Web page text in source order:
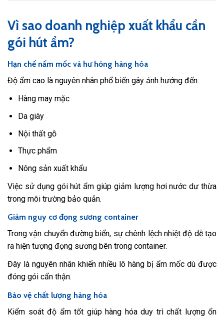
Vì sao doanh nghiệp xuất khẩu cần
gói hút ẩm?
Hạn chế nấm mốc và hư hỏng hàng hóa
Độ ẩm cao là nguyên nhân phổ biến gây ảnh hưởng đến:
Hàng may mặc
Da giày
Nội thất gỗ
Thực phẩm
Nông sản xuất khẩu
Việc sử dụng gói hút ẩm giúp giảm lượng hơi nước dư thừa
trong môi trường bảo quản.
Giảm nguy cơ đọng sương container
Trong vận chuyển đường biển, sự chênh lệch nhiệt độ dễ tạo
ra hiện tượng đọng sương bên trong container.
Đây là nguyên nhân khiến nhiều lô hàng bị ẩm mốc dù được
đóng gói cẩn thận.
Bảo vệ chất lượng hàng hóa
Kiểm soát độ ẩm tốt giúp hàng hóa duy trì chất lượng ổn